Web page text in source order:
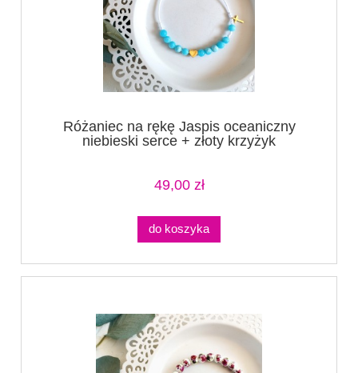
Różaniec na rękę Jaspis oceaniczny
niebieski serce + złoty krzyżyk
49,00 zł
do koszyka